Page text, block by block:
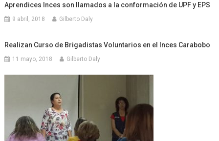
Aprendices Inces son llamados a la conformación de UPF y EPS
9 abril, 2018 Gilberto Daly
Realizan Curso de Brigadistas Voluntarios en el Inces Carabobo
11 mayo, 2018 Gilberto Daly